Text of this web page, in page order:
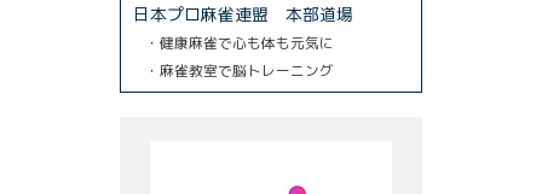
日本プロ麻雀連盟 本部道場
・健康麻雀で心も体も元気に
・麻雀教室で脳トレーニング